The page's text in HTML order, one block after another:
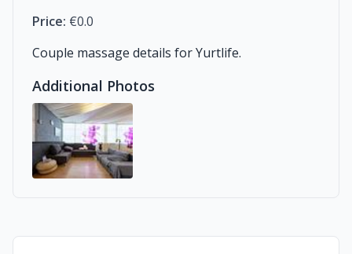
Price: €0.0
Couple massage details for Yurtlife.
Additional Photos